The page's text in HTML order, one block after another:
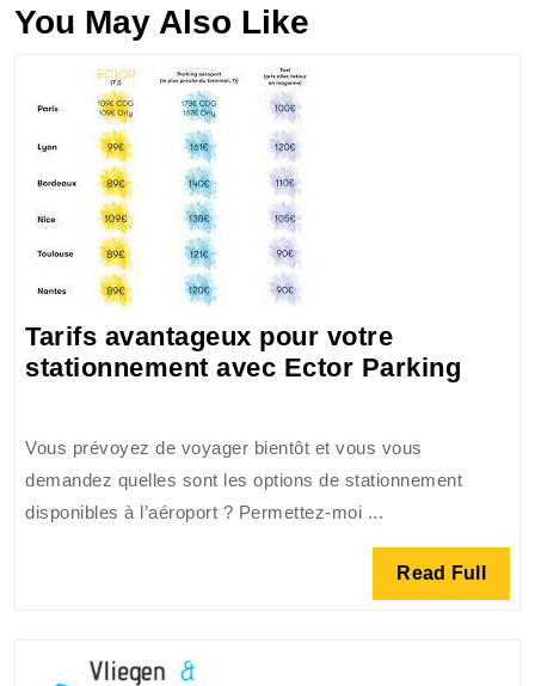
You May Also Like
Tarifs avantageux pour votre
stationnement avec Ector Parking
Ector
Vous prévoyez de voyager bientôt et vous vous
demandez quelles sont les options de stationnement
disponibles à l’aéroport ? Permettez-moi ...
Read Full
Full